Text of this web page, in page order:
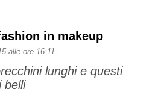
in makeup
alle ore 16:11
lunghi e questi
belli